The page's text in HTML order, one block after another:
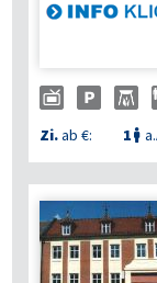
Zi.ab €: 1 